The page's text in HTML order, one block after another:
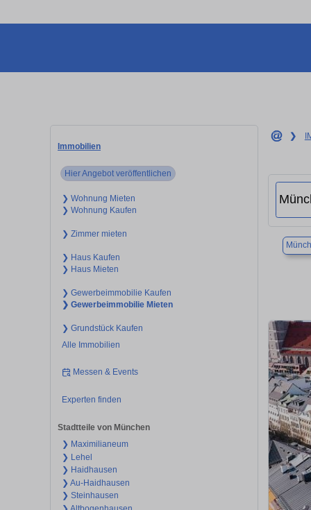
Immobilien
Hier Angebot veröffentlichen
❯ Wohnung Mieten
❯ Wohnung Kaufen
❯ Zimmer mieten
❯ Haus Kaufen
❯ Haus Mieten
❯ Gewerbeimmobilie Kaufen
❯ Gewerbeimmobilie Mieten
❯ Grundstück Kaufen
Alle Immobilien
Messen & Events
Experten finden
Stadtteile von München
❯ Maximilianeum
❯ Lehel
❯ Haidhausen
❯ Au-Haidhausen
❯ Steinhausen
❯